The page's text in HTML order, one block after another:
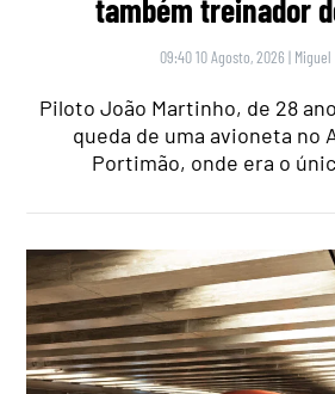
também treinador
09:40 10 Agosto, 2026 |
Piloto João Martinho, de 28
queda de uma avioneta no
Portimão, onde era o